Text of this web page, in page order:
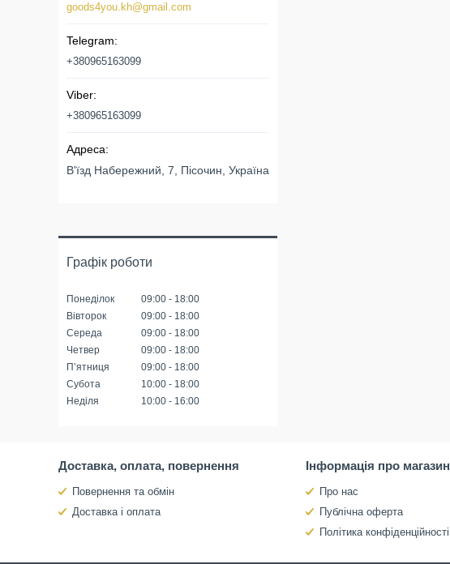
goods4you.kh@gmail.com
+380965163099
+380965163099
В'їзд Набережний, 7, Пісочин, Україна
Графік роботи
Понеділок 09:00
18:00
Вівторок
09:00
18:00
Середа
09:00
18:00
Четвер
09:00
18:00
Пʼятниця
09:00
18:00
Субота
10:00
18:00
Неділя
10:00 16:00
Доставка, оплата, повернення
Повернення та обмін
Доставка і оплата
Інформація про магазин
Про нас
Публічна оферта
Політика конфіденційності